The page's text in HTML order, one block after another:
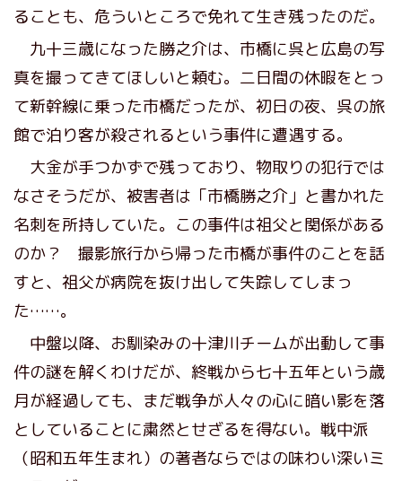
ることも、危ういところで免れて生き残ったのだ。
九十三歳になった勝之介は、市橋に呉と広島の写
真を撮ってきてほしいと頼む。二日間の休暇をとっ
て新幹線に乗った市橋だったが、初日の夜、呉の旅
館で泊り客が殺されるという事件に遭遇する。
大金が手つかずで残っており、物取りの犯行では
なさそうだが、被害者は「市橋勝之介」と書かれた
名刺を所持していた。この事件は祖父と関係がある
のか？ 撮影旅行から帰った市橋が事件のことを話
すと、祖父が病院を抜け出して失踪してしまっ
た……。
中盤以降、お馴染みの十津川チームが出動して事
件の謎を解くわけだが、終戦から七十五年という歳
月が経過しても、まだ戦争が人々の心に暗い影を落
としていることに粛然とせざるを得ない。戦中派
（昭和五年生まれ）の著者ならではの味わい深いミ